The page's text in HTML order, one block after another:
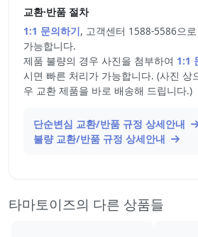
교환·반품 절차
1:1 문의하기, 고객센터 1588-5586으
가능합니다.
제품 불량의 경우 사진을 첨부하여 1:1
시면 빠른 처리가 가능합니다. (사진 상
우 교환 제품을 바로 배송해 드립니다.)
단순변심 교환/반품 규정 상세안내
불량 교환/반품 규정 상세안내
타마토이즈의 다른 상품들